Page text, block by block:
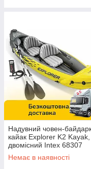
Надувний човен-
кайак Explorer K2 Kayak,
двомісний Intex 68307
Жовтий
Немає в наявності